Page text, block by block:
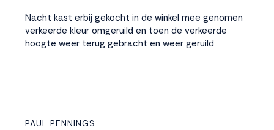
Nacht kast erbij gekocht in de winkel mee genomen
verkeerde kleur omgeruild en toen de verkeerde
hoogte weer terug gebracht en weer geruild
PAUL PENNINGS